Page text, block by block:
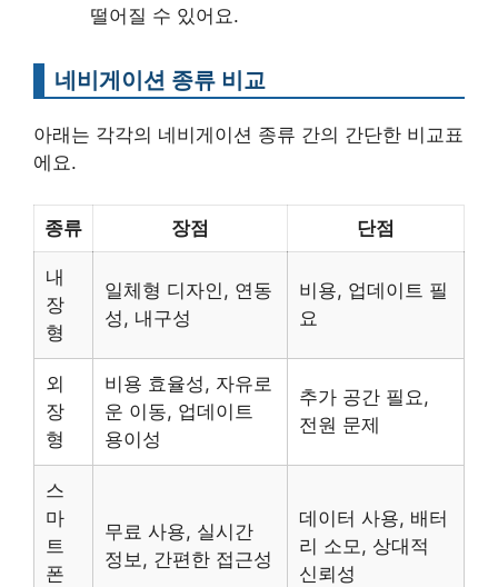
떨어질 수 있어요.
네비게이션 종류 비교
아래는 각각의 네비게이션 종류 간의 간단한 비교표
에요.
종류 장점 단점
내
장
형
일체형 디자인, 연동
성, 내구성
비용, 업데이트 필
요
외
장
형
비용 효율성, 자유로
운 이동, 업데이트
용이성
추가 공간 필요,
전원 문제
스
마
트
폰
무료 사용, 실시간
정보, 간편한 접근성
데이터 사용, 배터
리 소모, 상대적
신뢰성